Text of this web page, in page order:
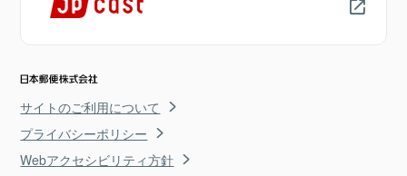
サイトのご利用について
プライバシーポリシー
Webアクセシビリティ方針